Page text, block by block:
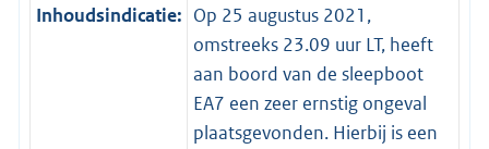
Inhoudsindicatie: Op 25 augustus 2021,
omstreeks 23.09 uur LT, heeft
aan boord van de sleepboot
EA7 een zeer ernstig ongeval
plaatsgevonden. Hierbij is een